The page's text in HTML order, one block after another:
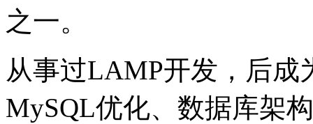
之一。
从事过LAMP开发，后成
MySQL优化、数据库架